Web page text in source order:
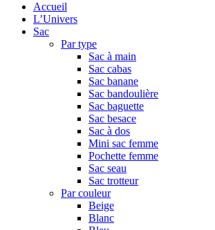
Accueil
L’Univers
Sac
Par type
Sac à main
Sac cabas
Sac banane
Sac bandoulière
Sac baguette
Sac besace
Sac à dos
Mini sac femme
Pochette femme
Sac seau
Sac trotteur
Par couleur
Beige
Blanc